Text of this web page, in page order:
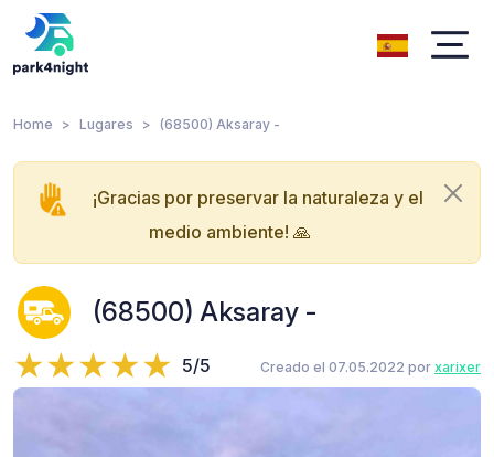
Home Lugares (68500) Aksaray -
¡Gracias por preservar la naturaleza y el
medio ambiente! 🙏
(68500) Aksaray -
5/5 Creado el 07.05.2022 por xarixer